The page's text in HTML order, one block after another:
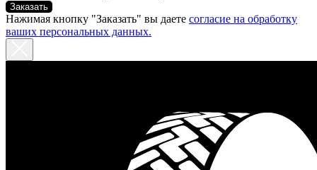
Заказать
Нажимая кнопку "Заказать" вы даете согласие на обработку
ваших персональных данных.